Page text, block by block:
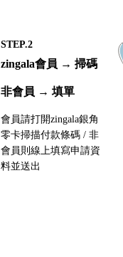
STEP.2
zingala會員 → 掃碼
非會員 → 填單
會員請打開zingala銀角
零卡掃描付款條碼 / 非
會員則線上填寫申請資
料並送出